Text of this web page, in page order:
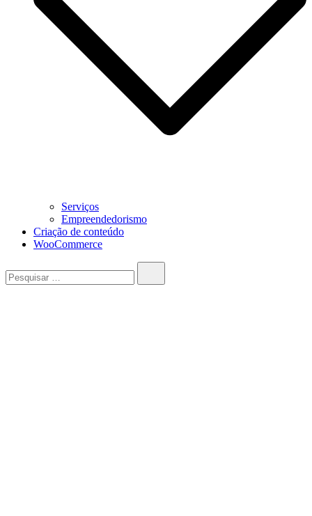
Serviços
Empreendedorismo
Criação de conteúdo
WooCommerce